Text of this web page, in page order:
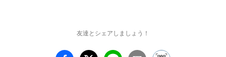
友達とシェアしましょう！